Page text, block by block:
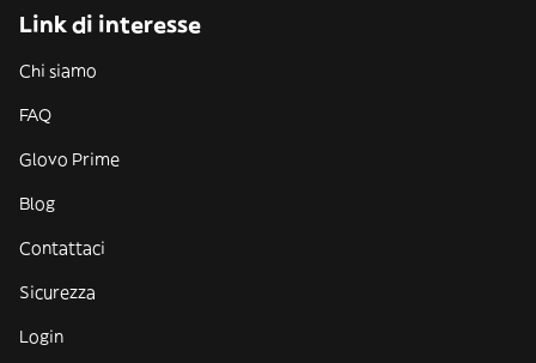
Link di interesse
Chi siamo
FAQ
Glovo Prime
Blog
Contattaci
Sicurezza
Login